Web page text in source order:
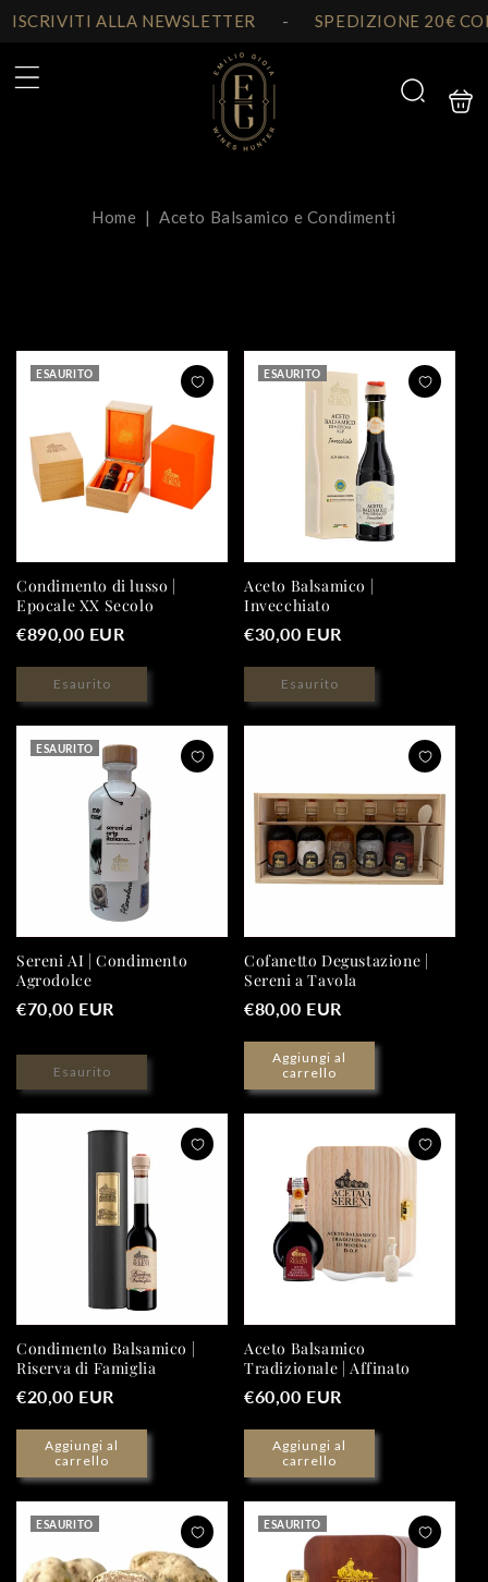
direttamente
ai contenuti
ISCRIVITI ALLA NEWSLETTER SPEDIZIONE 20€
Cerca Carrello
Home | Aceto Balsamico e Condimenti
ESAURITO
Condimento di lusso |
Epocale XX Secolo
Prezzo
listino
€890,00 EUR
Esaurito
ESAURITO
Aceto Balsamico |
Invecchiato
Prezzo
listino
€30,00 EUR
Esaurito
ESAURITO
Sereni AI | Condimento
Agrodolce
Prezzo
listino
€70,00 EUR
Esaurito
Cofanetto Degustazione |
Sereni a Tavola
Prezzo
listino
€80,00 EUR
Aggiungi al
carrello
Condimento Balsamico |
Riserva di Famiglia
Prezzo
listino
€20,00 EUR
Aggiungi al
carrello
Aceto Balsamico
Tradizionale | Affinato
Prezzo
listino
€60,00 EUR
Aggiungi al
carrello
ESAURITO ESAURITO